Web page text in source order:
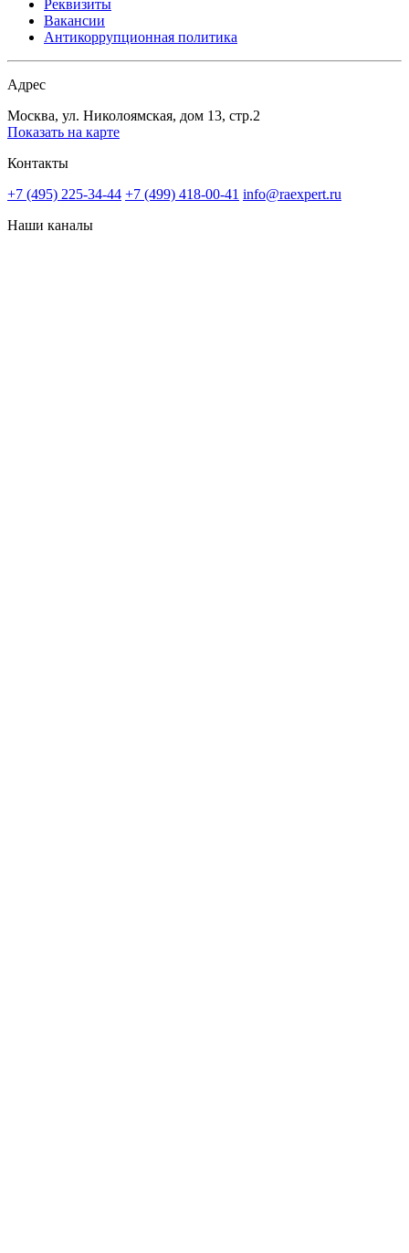
Реквизиты
Вакансии
Антикоррупционная политика
Адрес
Москва, ул. Николоямская, дом 13, стр.2
Показать на карте
Контакты
+7 (495) 225-34-44 +7 (499) 418-00-41 info@raexpert.ru
Наши каналы